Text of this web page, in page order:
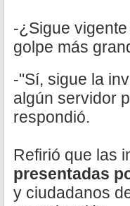
-¿Sigue
golpe más
-"Sí, sigue la
algún servidor
respondió.
Refirió que las
presentadas
y ciudadanos